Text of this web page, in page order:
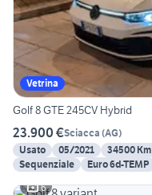
Vetrina
Golf 8 GTE 245CV Hybrid
23.900 €Sciacca (AG)
Usato
05/2021 34500 Km
Sequenziale
Euro 6d-TEMP
6